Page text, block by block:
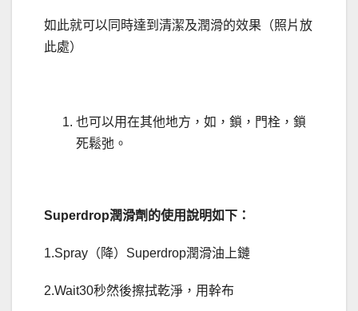
如此就可以同時達到清潔及潤滑的效果（照片放
此處）
也可以用在其他地方，如，鎖，門栓，鎖
死鬆弛。
Superdrop潤滑劑的使用說明如下：
1.Spray（降）Superdrop潤滑油上鏈
2.Wait30秒然後擦拭乾淨，用幹布